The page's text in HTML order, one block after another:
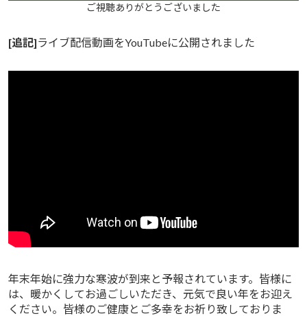
ご視聴ありがとうございました
[追記]ライブ配信動画をYouTubeに公開されました
年末年始に強力な寒波が到来と予報されています。皆様に
は、暖かくしてお過ごしいただき、元気で良い年をお迎え
ください。皆様のご健康とご多幸をお祈り致しておりま